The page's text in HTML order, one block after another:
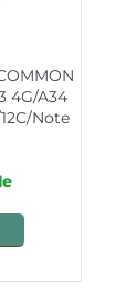
4G/A34
Note
A92